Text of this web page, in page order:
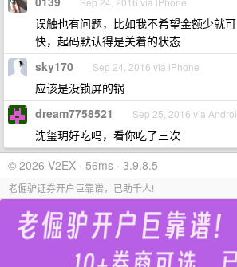
误触也有问题，比如我不希望金额少就
快，起码默认得是关着的状态
sky170 Sep 24, 2016 via iPhone
应该是没锁屏的锅
dream7758521 Sep 25, 2016 via
沈玺玥好吃吗，看你吃了三次
© 2026 V2EX · 56ms · 3.9.8.5
老倔驴证券开户巨靠谱，已助千人!